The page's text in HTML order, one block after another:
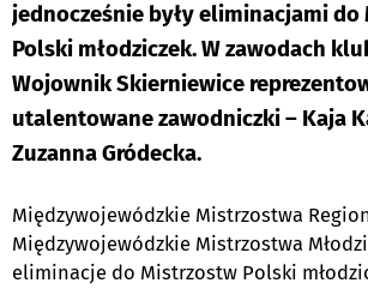
jednocześnie były eliminacjami
Polski młodziczek. W zawodach
Wojownik Skierniewice
utalentowane zawodniczki – Kaja
Zuzanna Gródecka.
Międzywojewódzkie Mistrzostwa
Międzywojewódzkie Mistrzostwa
eliminacje do Mistrzostw Polski